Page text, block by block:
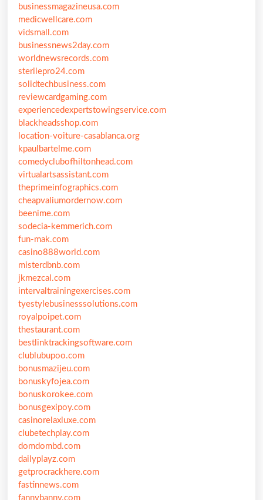
businessmagazineusa.com
medicwellcare.com
vidsmall.com
businessnews2day.com
worldnewsrecords.com
sterilepro24.com
solidtechbusiness.com
reviewcardgaming.com
experiencedexpertstowingservice.com
blackheadsshop.com
location-voiture-casablanca.org
kpaulbartelme.com
comedyclubofhiltonhead.com
virtualartsassistant.com
theprimeinfographics.com
cheapvaliumordernow.com
beenime.com
sodecia-kemmerich.com
fun-mak.com
casino888world.com
misterdbnb.com
jkmezcal.com
intervaltrainingexercises.com
tyestylebusinesssolutions.com
royalpoipet.com
thestaurant.com
bestlinktrackingsoftware.com
clublubupoo.com
bonusmazijeu.com
bonuskyfojea.com
bonuskorokee.com
bonusgexipoy.com
casinorelaxluxe.com
clubetechplay.com
domdombd.com
dailyplayz.com
getprocrackhere.com
fastinnews.com
fannybanny.com